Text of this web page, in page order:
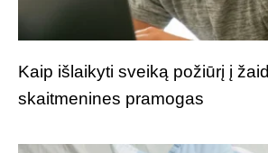
Kaip išlaikyti sveiką požiūrį į
skaitmenines pramogas